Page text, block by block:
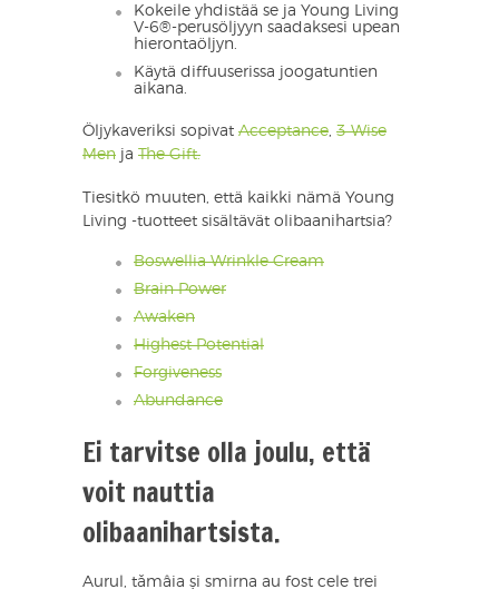
Kokeile yhdistää se ja Young Living
V-6®-perusöljyyn saadaksesi upean
hierontaöljyn.
Käytä diffuuserissa joogatuntien
aikana.
Öljykaveriksi sopivat Acceptance 3 Wise
Men ja The Gift.
Tiesitkö muuten, että kaikki nämä Young
Living -tuotteet sisältävät olibaanihartsia?
Boswellia Wrinkle Cream
Brain Power
Awaken
Highest Potential
Forgiveness
Abundance
Ei tarvitse olla joulu, että
voit nauttia
olibaanihartsista.
Aurul, tămâia și smirna au fost cele trei